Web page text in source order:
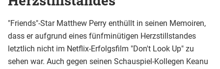
"Friends"-Star Matthew Perry enthüllt in seinen Memoiren,
dass er aufgrund eines fünfminütigen Herzstillstandes
letztlich nicht im Netflix-Erfolgsfilm "Don't Look Up" zu
sehen war. Auch gegen seinen Schauspiel-Kollegen Keanu